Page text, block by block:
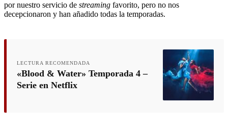
por nuestro servicio de streaming favorito, pero no nos
decepcionaron y han añadido todas la temporadas.
LECTURA RECOMENDADA
«Blood & Water» Temporada 4 –
Serie en Netflix